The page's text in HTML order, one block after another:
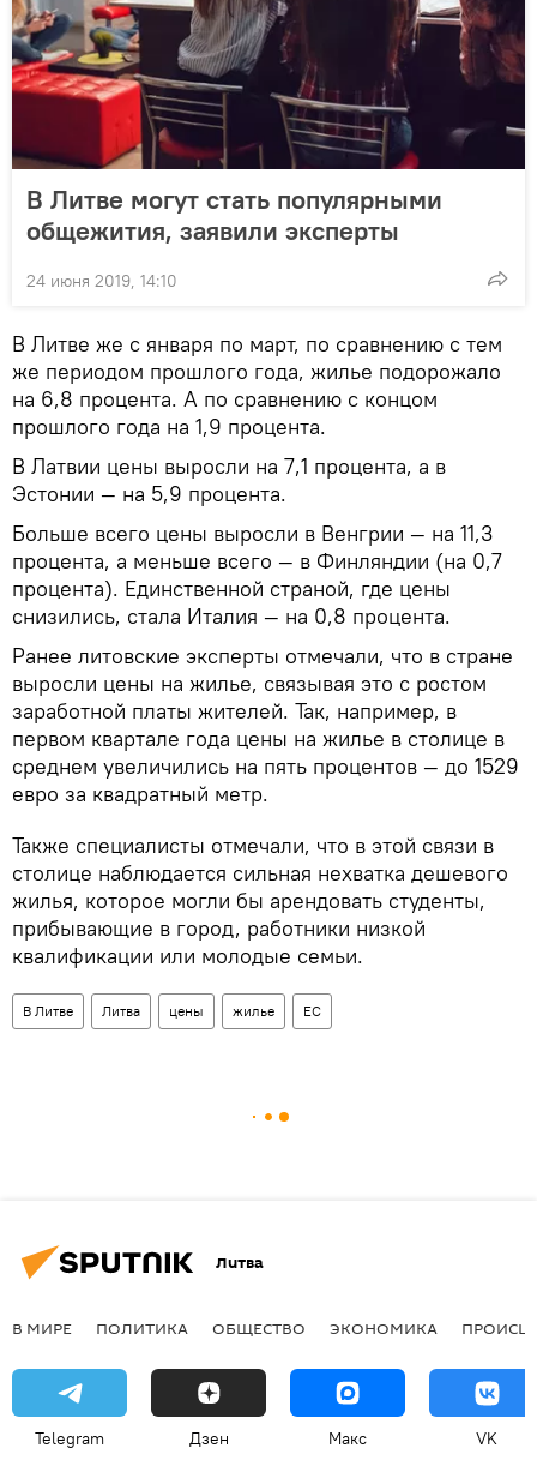
В Литве могут стать популярными
общежития, заявили эксперты
24 июня 2019, 14:10
В Литве же с января по март, по сравнению с тем
же периодом прошлого года, жилье подорожало
на 6,8 процента. А по сравнению с концом
прошлого года на 1,9 процента.
В Латвии цены выросли на 7,1 процента, а в
Эстонии — на 5,9 процента.
Больше всего цены выросли в Венгрии — на 11,3
процента, а меньше всего — в Финляндии (на 0,7
процента). Единственной страной, где цены
снизились, стала Италия — на 0,8 процента.
Ранее литовские эксперты отмечали, что в стране
выросли цены на жилье, связывая это с ростом
заработной платы жителей. Так, например, в
первом квартале года цены на жилье в столице в
среднем увеличились на пять процентов — до 1529
евро за квадратный метр.
Также специалисты отмечали, что в этой связи в
столице наблюдается сильная нехватка дешевого
жилья, которое могли бы арендовать студенты,
прибывающие в город, работники низкой
квалификации или молодые семьи.
В Литве Литва цены жилье ЕС
Литва
В МИРЕ ПОЛИТИКА ОБЩЕСТВО ЭКОНОМИКА
Telegram Дзен Макс VK